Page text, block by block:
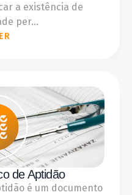
a existência de
per...
de Aptidão
é um documento